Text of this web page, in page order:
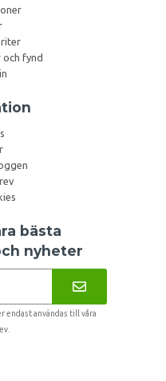
och fynd
bästa
nyheter
endast användas till våra